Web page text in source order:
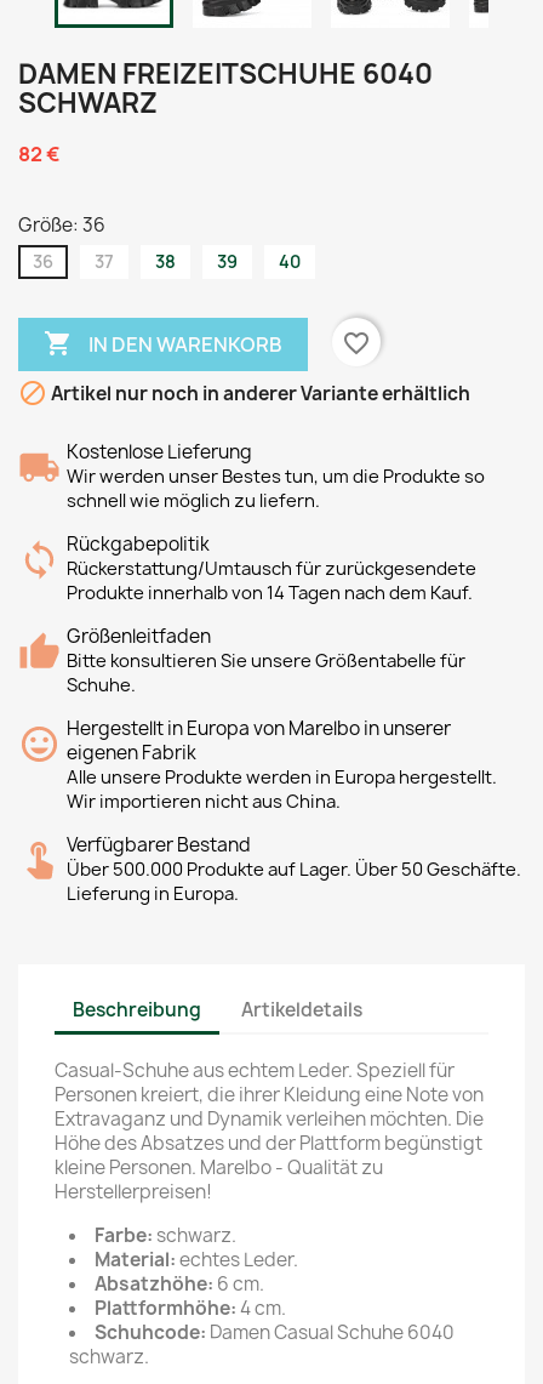
DAMEN FREIZEITSCHUHE 6040
SCHWARZ
82 €
Größe: 36
36 37 38 39 40
 IN DEN WARENKORB
favorite_border
 Artikel nur noch in anderer Variante erhältlich
Kostenlose Lieferung
Wir werden unser Bestes tun, um die Produkte so
schnell wie möglich zu liefern.
Rückgabepolitik
Rückerstattung/Umtausch für zurückgesendete
Produkte innerhalb von 14 Tagen nach dem Kauf.
Größenleitfaden
Bitte konsultieren Sie unsere Größentabelle für
Schuhe.
Hergestellt in Europa von Marelbo in unserer
eigenen Fabrik
Alle unsere Produkte werden in Europa hergestellt.
Wir importieren nicht aus China.
Verfügbarer Bestand
Über 500.000 Produkte auf Lager. Über 50 Geschäfte.
Lieferung in Europa.
Beschreibung Artikeldetails
Casual-Schuhe aus echtem Leder. Speziell für
Personen kreiert, die ihrer Kleidung eine Note von
Extravaganz und Dynamik verleihen möchten. Die
Höhe des Absatzes und der Plattform begünstigt
kleine Personen. Marelbo - Qualität zu
Herstellerpreisen!
Farbe: schwarz.
Material:echtes Leder.
Absatzhöhe: 6 cm.
Plattformhöhe:4 cm.
Schuhcode: Damen Casual Schuhe 6040
schwarz.